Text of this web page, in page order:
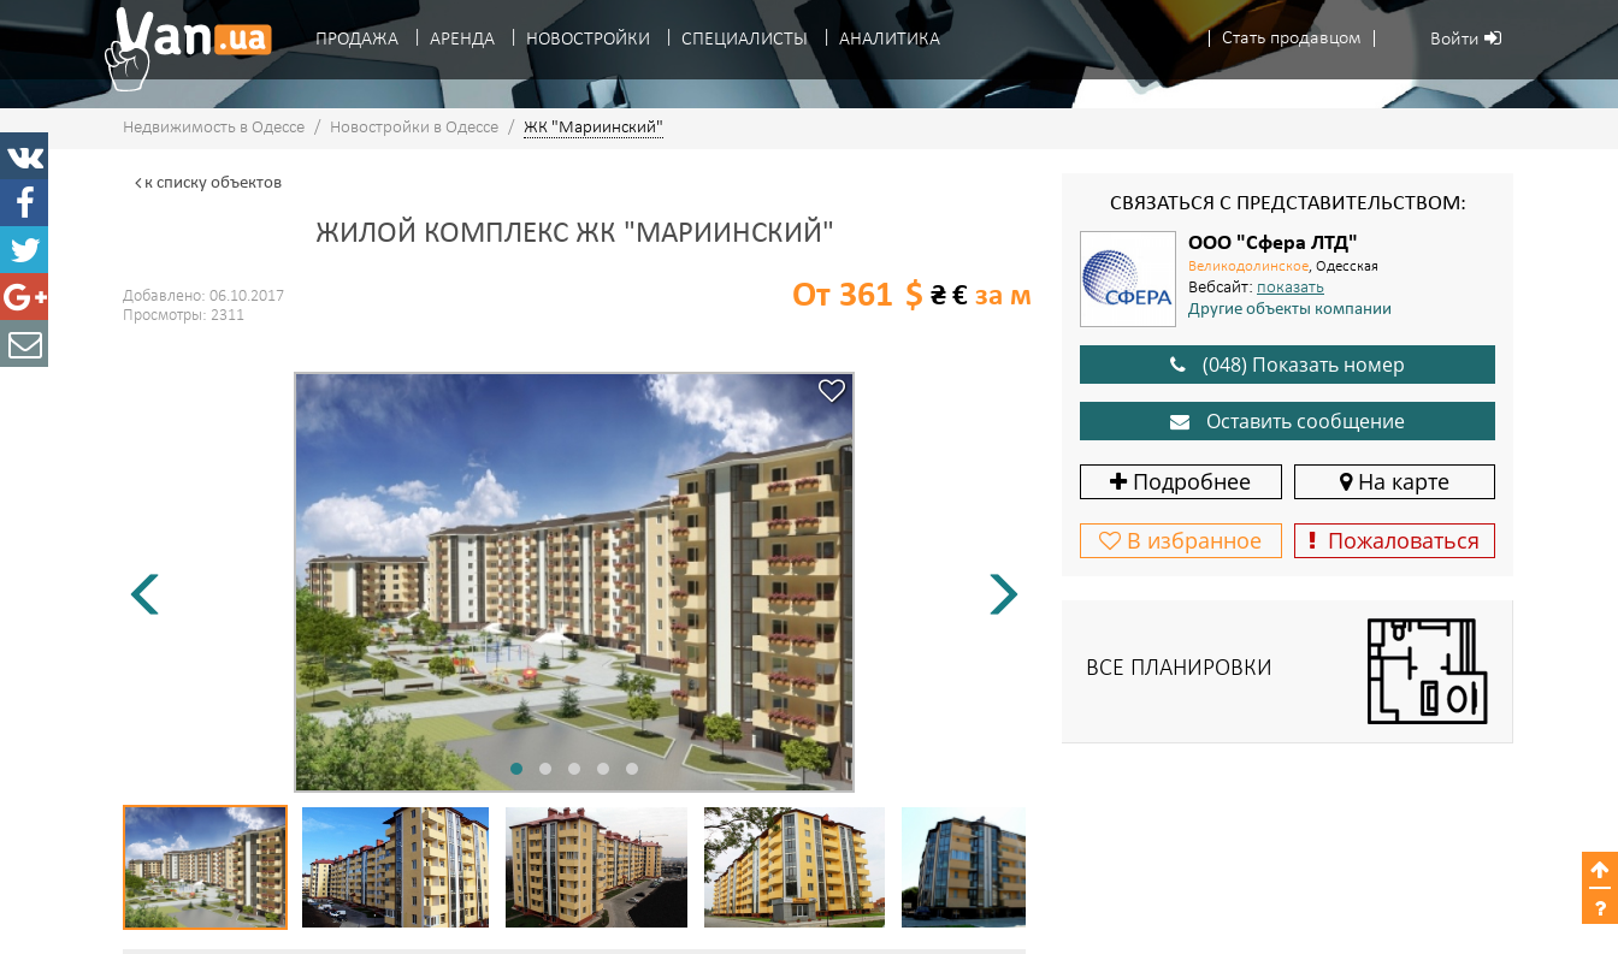
Стать продавцом Войти
ПРОДАЖА АРЕНДА НОВОСТРОЙКИ СПЕЦИАЛИСТЫ АНАЛИТИКА
Недвижимость в Одессе / Новостройки в Одессе / ЖК "Мариинский"
к спискуобъектов
ЖИЛОЙ КОМПЛЕКС ЖК "МАРИИНСКИЙ"
Добавлено: 06.10.2017
Просмотры: 2311
$ ₴ € за м
От 361
СВЯЗАТЬСЯ С ПРЕДСТАВИТЕЛЬСТВОМ:
ООО "Сфера ЛТД"
Великодолинское, Одесская
Вебсайт: показать
Другие объекты компании
(048) Показать номер
Оставить сообщение
Подробнее На карте
В избранное Пожаловаться
ВСЕ ПЛАНИРОВКИ